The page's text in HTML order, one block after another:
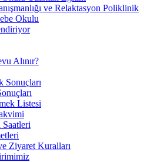
ve Relaktasyon Poliklinik
Okulu
Alınır?
Sonuçları
Listesi
Ziyaret Kuralları